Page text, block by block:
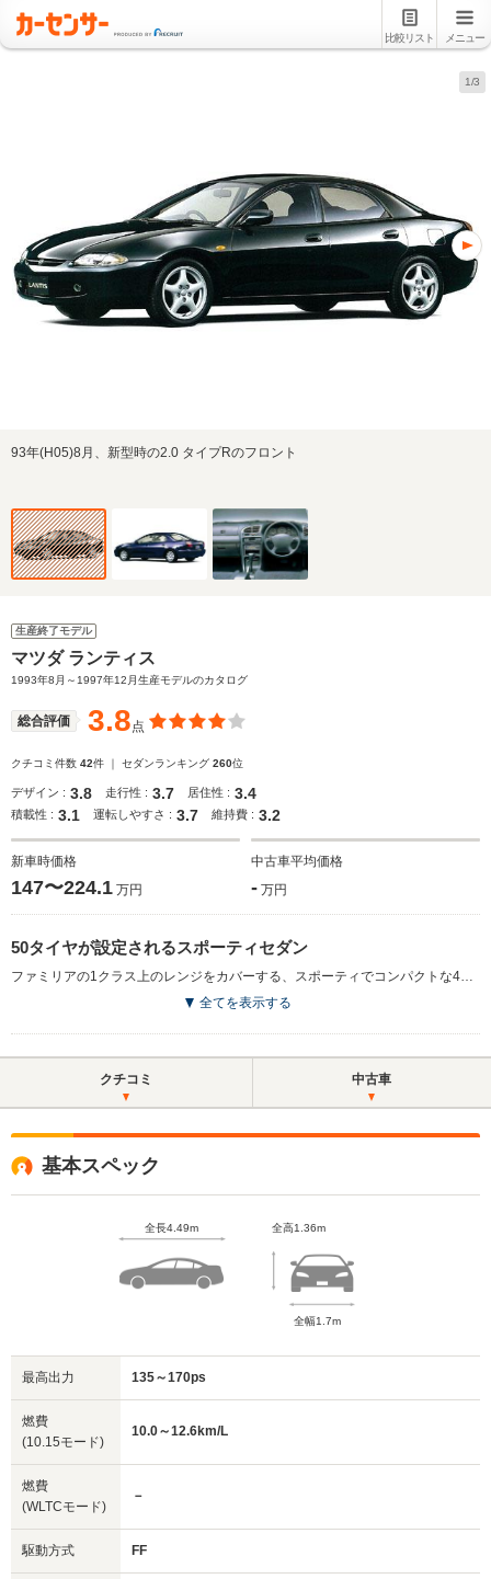
比較リスト メニュー
1/3
93年(H05)8月、新型時の2.0 タイプRのフロント
生産終了モデル
マツダ ランティス
1993年8月～1997年12月生産モデルのカタログ
総合評価 3.8点
クチコミ件数 42件 ｜ セダンランキング 260位
デザイン : 3.8 走行性 : 3.7 居住性 : 3.4
積載性 : 3.1 運転しやすさ : 3.7 維持費 : 3.2
新車時価格
147〜224.1 万円
中古車平均価格
- 万円
50タイヤが設定されるスポーティセダン
ファミリアの1クラス上のレンジをカバーする、スポーティでコンパクトな4ドアピラードハードトップ。前後のオーバーハングを切り詰めたフォルムは、一般的なセダンとは明らかに異なる。5ナンバーサイズギリギリまで広げられた全幅と、4.5mを切る全長の組み合わせはスポーツカー的な佇まいすら感じさせるもの。エンジンはファミリアなどに搭載されるものを改良してパワーアップした1.8Lの直4と2LのV6の2種類。ミッションはロッド式の採用でダイレクトな操作感を味わうことが可能な5MTと、変速時のエンジントルクなどをコントロールする電子制御4ATが搭載される。（1993.8）
全てを表示する
クチコミ 中古車
基本スペック
全長4.49m 全高1.36m
全幅1.7m
最高出力 135～170ps
燃費
(10.15モード)
10.0～12.6km/L
燃費
(WLTCモード)
－
駆動方式 FF